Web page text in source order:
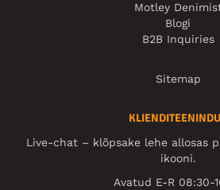
Motley
Blogi
B2B Inquiries
Sitemap
Live-chat – klõpsake lehe allosas
ikooni.
Avatud E-R 08:30-